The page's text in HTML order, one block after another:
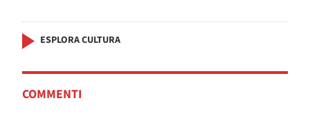
ESPLORA CULTURA
COMMENTI